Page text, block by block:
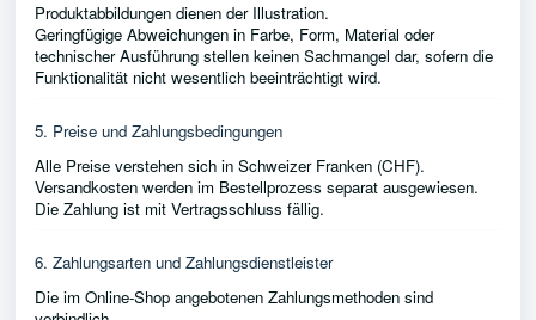
Produktabbildungen dienen der Illustration.
Geringfügige Abweichungen in Farbe, Form, Material oder
technischer Ausführung stellen keinen Sachmangel dar, sofern die
Funktionalität nicht wesentlich beeinträchtigt wird.
5. Preise und Zahlungsbedingungen
Alle Preise verstehen sich in Schweizer Franken (CHF).
Versandkosten werden im Bestellprozess separat ausgewiesen.
Die Zahlung ist mit Vertragsschluss fällig.
6. Zahlungsarten und Zahlungsdienstleister
Die im Online-Shop angebotenen Zahlungsmethoden sind